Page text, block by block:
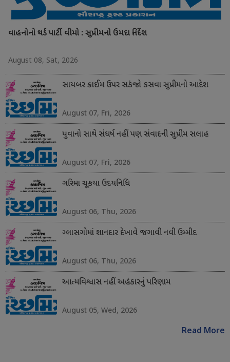
વાહનોનો થર્ડ પાર્ટી વીમો : સુપ્રીમનો ઉમદા નિર્દેશ
August 08, Sat, 2026
સાયબર ક્રાઈમ ઉપર સકંજો કસવા સુપ્રીમનો આદેશ
August 07, Fri, 2026
યુવાનો સાથે સંઘર્ષ નહીં પણ સંવાદની સુપ્રીમ સલાહ
August 07, Fri, 2026
ગરિમા ચૂકયા ઉદયનિધિ
August 06, Thu, 2026
ગ્લાસગોમાં શાનદાર દેખાવે જગાવી નવી ઉમ્મીદ
August 06, Thu, 2026
આત્મવિશ્વાસ નહીં અહંકારનું પરિણામ
August 05, Wed, 2026
Read More